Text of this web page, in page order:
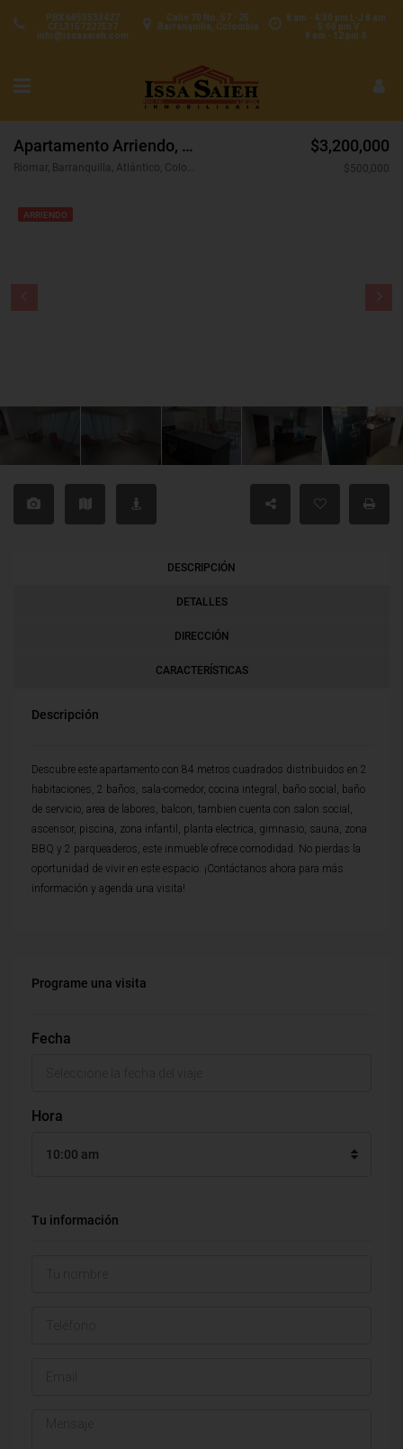
8 am - 4:30 pm L-J 8 am
- 5:00 pm V
8 am - 12 pm S
Calle 70 No. 57 - 25
Barranquilla, Colombia
PBX 6053533427
CEL3157227537
info@issasaieh.com
Apartamento Arriendo, Riomar, Barranquilla (31452)
Riomar, Barranquilla, Atlántico, Colombia
$3,200,000
$500,000
ARRIENDO
DESCRIPCIÓN
DETALLES
DIRECCIÓN
CARACTERÍSTICAS
Descripción
Descubre este apartamento con 84 metros cuadrados distribuidos en 2
habitaciones, 2 baños, sala-comedor, cocina integral, baño social, baño
de servicio, area de labores, balcon, tambien cuenta con salon social,
ascensor, piscina, zona infantil, planta electrica, gimnasio, sauna, zona
BBQ y 2 parqueaderos, este inmueble ofrece comodidad. No pierdas la
oportunidad de vivir en este espacio. ¡Contáctanos ahora para más
información y agenda una visita!
Programe una visita
Fecha
Hora
10:00 am
Tu información